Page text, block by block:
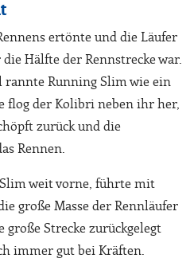
ertönte und die Läufer
Hälfte der Rennstrecke war.
rannte Running Slim wie ein
flog der Kolibri neben ihr her,
zurück und die
Rennen.
weit vorne, führte mit
große Masse der Rennläufer
große Strecke zurückgelegt
immer gut bei Kräften.